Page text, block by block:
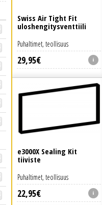
Swiss Air Tight Fit
uloshengitysventtiili
29,95€
Puhaltimet, teollisuus
e3000X Sealing Kit
tiiviste
22,95€
Puhaltimet, teollisuus